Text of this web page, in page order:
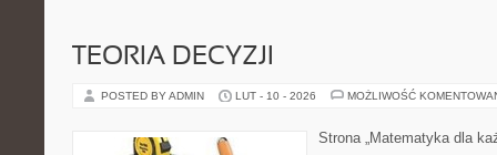
TEORIA DECYZJI
POSTED BY ADMIN LUT - 10 - 2026 MOŻLIWOŚĆ
Strona „Matematyka dla